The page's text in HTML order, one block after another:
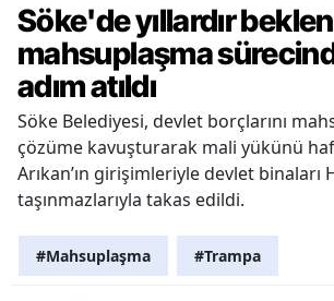
Söke'de yıllardır
mahsuplaşma
adım atıldı
Söke Belediyesi, devlet borçlarını
çözüme kavuşturarak mali yükünü
Arıkan’ın girişimleriyle devlet binaları
taşınmazlarıyla takas edildi.
#Mahsuplaşma #Trampa